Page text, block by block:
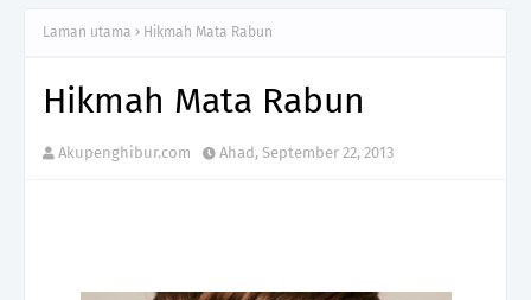
Laman utama Hikmah Mata Rabun
Hikmah Mata Rabun
Akupenghibur.com Ahad, September 22, 2013